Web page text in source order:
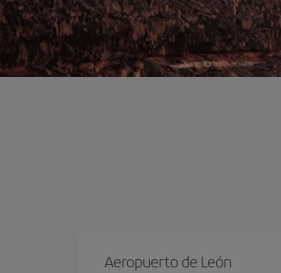
Aeropuerto de León